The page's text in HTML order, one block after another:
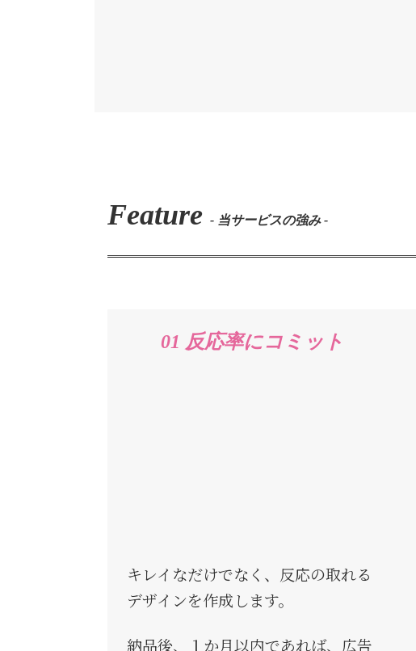
Feature - 当サービスの強み -
01 反応率にコミット
キレイなだけでなく、反応の取れる
デザインを作成します。
納品後、１か月以内であれば、広告